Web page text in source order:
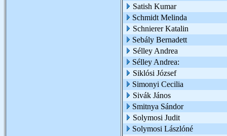
Satish Kumar
Schmidt Melinda
Schnierer Katalin
Sebály Bernadett
Sélley Andrea
Sélley Andrea:
Siklósi József
Simonyi Cecilia
Sivák János
Smitnya Sándor
Solymosi Judit
Solymosi Lászlóné